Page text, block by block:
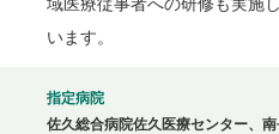
域医療従事者への研修も実施
います。
指定病院
佐久総合病院佐久医療センター、